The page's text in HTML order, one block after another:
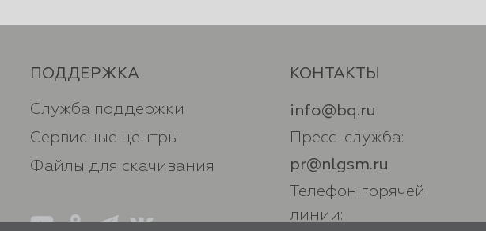
ПОДДЕРЖКА
Служба поддержки
Сервисные центры
Файлы для скачивания
КОНТАКТЫ
info@bq.ru
Пресс-служба:
pr@nlgsm.ru
Телефон горячей
линии: